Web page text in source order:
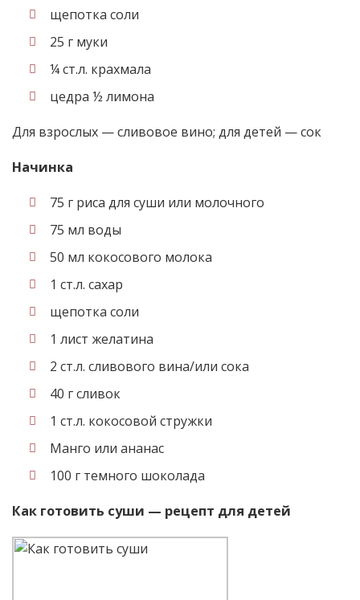
щепотка соли
25 г муки
¼ ст.л. крахмала
цедра ½ лимона
Для взрослых — сливовое вино; для детей — сок
Начинка
75 г риса для суши или молочного
75 мл воды
50 мл кокосового молока
1 ст.л. сахар
щепотка соли
1 лист желатина
2 ст.л. сливового вина/или сока
40 г сливок
1 ст.л. кокосовой стружки
Манго или ананас
100 г темного шоколада
Как готовить суши — рецепт для детей